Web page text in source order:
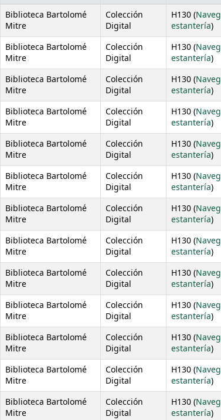
Biblioteca Bartolomé
Mitre
Colección
Digital
H130 (
estantería)
Biblioteca Bartolomé
Mitre
Colección
Digital
H130 (
estantería)
Biblioteca Bartolomé
Mitre
Colección
Digital
H130 (
estantería)
Biblioteca Bartolomé
Mitre
Colección
Digital
H130 (
estantería)
Biblioteca Bartolomé
Mitre
Colección
Digital
H130 (
estantería)
Biblioteca Bartolomé
Mitre
Colección
Digital
H130 (
estantería)
Biblioteca Bartolomé
Mitre
Colección
Digital
H130 (
estantería)
Biblioteca Bartolomé
Mitre
Colección
Digital
H130 (
estantería)
Biblioteca Bartolomé
Mitre
Colección
Digital
H130 (
estantería)
Biblioteca Bartolomé
Mitre
Colección
Digital
H130 (
estantería)
Biblioteca Bartolomé
Mitre
Colección
Digital
H130 (
estantería)
Biblioteca Bartolomé
Mitre
Colección
Digital
H130 (
estantería)
Biblioteca Bartolomé
Mitre
Colección
Digital
H130 (
estantería)